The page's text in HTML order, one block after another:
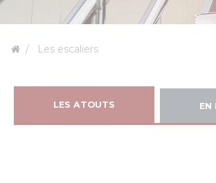
Les escaliers
LES ATOUTS EN